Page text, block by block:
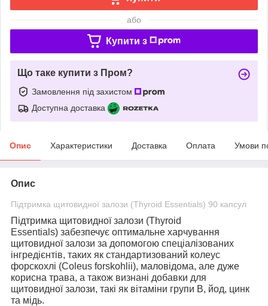
або
Купити з
Що таке купити з Пром?
Замовлення під захистом
Доступна доставка
Опис Характеристики Доставка Оплата Умови
Опис
Підтримка щитовидної залози (Thyroid Essentials) 90 капсул
Підтримка щитовидної залози (Thyroid
Essentials) забезпечує оптимальне харчування
щитовидної залози за допомогою спеціалізованих
інгредієнтів, таких як стандартизований колеус
форскохлі (Coleus forskohlii), маловідома, але дуже
корисна трава, а також визнані добавки для
щитовидної залози, такі як вітаміни групи B, йод, цинк
та мідь.